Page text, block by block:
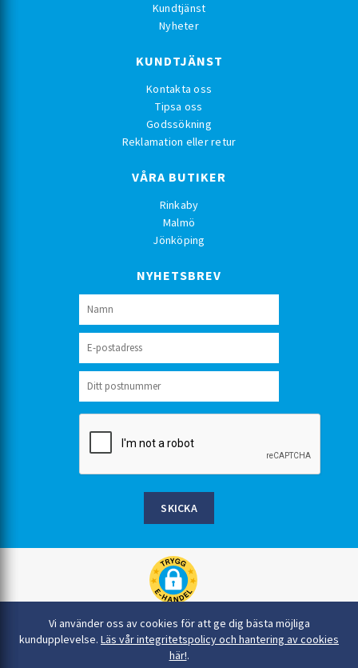
Vi använder oss av cookies för att ge dig bästa möjliga
kundupplevelse. Läs vår integritetspolicy och hantering av cookies
här!.
Kundtjänst
Nyheter
KUNDTJÄNST
Kontakta oss
Tipsa oss
Godssökning
Reklamation eller retur
VÅRA BUTIKER
Rinkaby
Malmö
Jönköping
NYHETSBREV
SKICKA
Rinkaby Rör AB, Box 54, 296 21 Åhus
044-22 54 90
info@rinkabyror.se